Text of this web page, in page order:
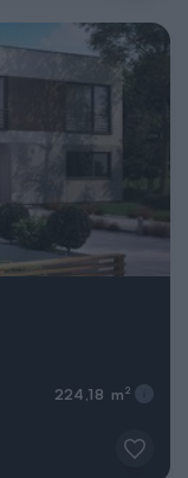
224,18 m 2